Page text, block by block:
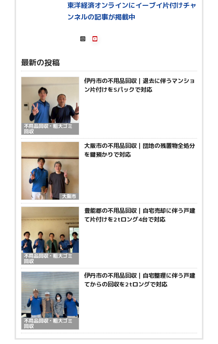
東洋経済オンラインにイーブイ片付けチャ
ンネルの記事が掲載中
最新の投稿
不用品回収・粗大ゴミ
回収
伊丹市の不用品回収｜退去に伴うマンショ
ン片付けをSパックで対応
大阪市
大阪市の不用品回収｜団地の残置物全処分
を鍵預かりで対応
不用品回収・粗大ゴミ
回収
豊能郡の不用品回収｜自宅売却に伴う戸建
て片付けを2tロング4台で対応
不用品回収・粗大ゴミ
回収
伊丹市の不用品回収｜自宅整理に伴う戸建
てからの回収を2tロングで対応